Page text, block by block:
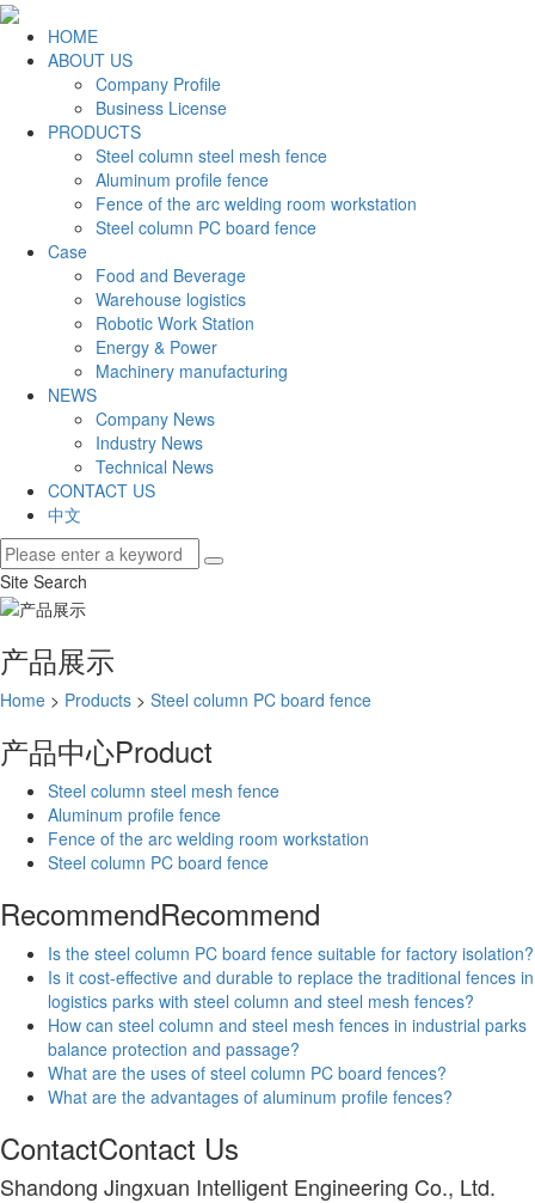
HOME
ABOUT US
Company Profile
Business License
PRODUCTS
Steel column steel mesh fence
Aluminum profile fence
Fence of the arc welding room workstation
Steel column PC board fence
Case
Food and Beverage
Warehouse logistics
Robotic Work Station
Energy & Power
Machinery manufacturing
NEWS
Company News
Industry News
Technical News
CONTACT US
中文
Site Search
产品展示
Home > Products > Steel column PC board fence
产品中心Product
Steel column steel mesh fence
Aluminum profile fence
Fence of the arc welding room workstation
Steel column PC board fence
RecommendRecommend
Is the steel column PC board fence suitable for factory isolation?
Is it cost-effective and durable to replace the traditional fences in
logistics parks with steel column and steel mesh fences?
How can steel column and steel mesh fences in industrial parks
balance protection and passage?
What are the uses of steel column PC board fences?
What are the advantages of aluminum profile fences?
ContactContact Us
Shandong Jingxuan Intelligent Engineering Co., Ltd.